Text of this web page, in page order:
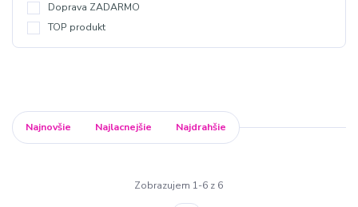
Doprava ZADARMO
TOP produkt
Najnovšie Najlacnejšie Najdrahšie
Zobrazujem 1-6 z 6